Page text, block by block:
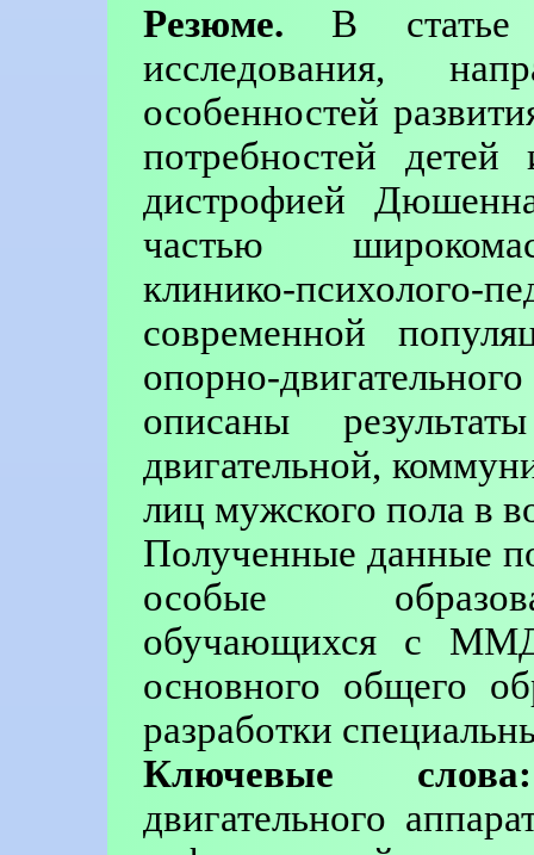
Резюме. В статье
исследования,
особенностей
потребностей
дистрофией
частью
клинико-психолого-
современной
опорно-
описаны
двигательной,
лиц мужского пола в
Полученные данные
особые
обучающихся с
основного общего
разработки
Ключевые слова:
двигательного